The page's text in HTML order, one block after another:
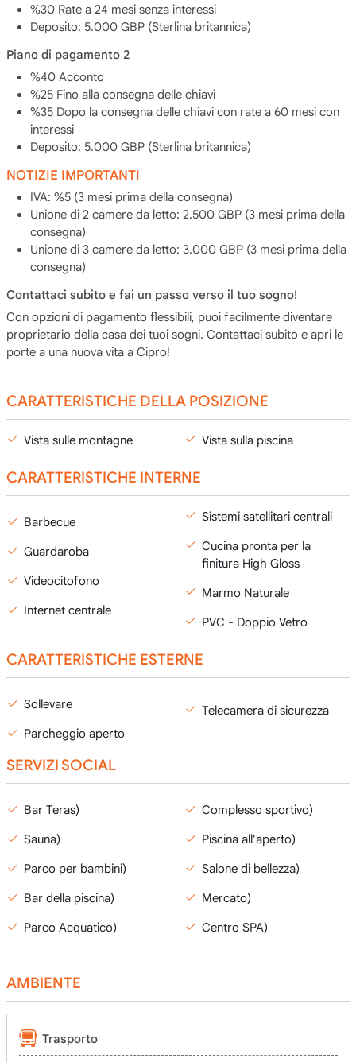
%30 Rate a 24 mesi senza interessi
Deposito: 5.000 GBP (Sterlina britannica)
Piano di pagamento 2
%40 Acconto
%25 Fino alla consegna delle chiavi
%35 Dopo la consegna delle chiavi con rate a 60 mesi con
interessi
Deposito: 5.000 GBP (Sterlina britannica)
NOTIZIE IMPORTANTI
IVA: %5 (3 mesi prima della consegna)
Unione di 2 camere da letto: 2.500 GBP (3 mesi prima della
consegna)
Unione di 3 camere da letto: 3.000 GBP (3 mesi prima della
consegna)
Contattaci subito e fai un passo verso il tuo sogno!
Con opzioni di pagamento flessibili, puoi facilmente diventare
proprietario della casa dei tuoi sogni. Contattaci subito e apri le
porte a una nuova vita a Cipro!
CARATTERISTICHE DELLA POSIZIONE
Vista sulle montagne Vista sulla piscina
CARATTERISTICHE INTERNE
Barbecue
Guardaroba
Videocitofono
Internet centrale
Sistemi satellitari centrali
Cucina pronta per la
finitura High Gloss
Marmo Naturale
PVC - Doppio Vetro
CARATTERISTICHE ESTERNE
Sollevare
Parcheggio aperto
Telecamera di sicurezza
SERVIZI SOCIAL
Bar Teras)
Sauna)
Parco per bambini)
Bar della piscina)
Parco Acquatico)
Complesso sportivo)
Piscina all'aperto)
Salone di bellezza)
Mercato)
Centro SPA)
AMBIENTE
Trasporto